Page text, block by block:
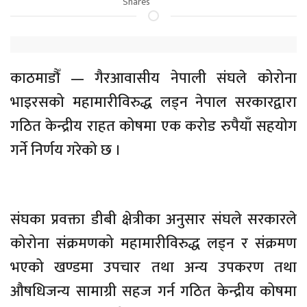
काठमाडौँ — गैरआवासीय नेपाली संघले कोरोना
भाइरसको महामारीविरुद्ध लड्न नेपाल सरकारद्वारा
गठित केन्द्रीय राहत कोषमा एक करोड रुपैयाँ सहयोग
गर्ने निर्णय गरेको छ ।
संघका प्रवक्ता डीबी क्षेत्रीका अनुसार संघले सरकारले
कोरोना संक्रमणको महामारीविरुद्ध लड्न र संक्रमण
भएको खण्डमा उपचार तथा अन्य उपकरण तथा
औषधिजन्य सामाग्री सहज गर्न गठित केन्द्रीय कोषमा